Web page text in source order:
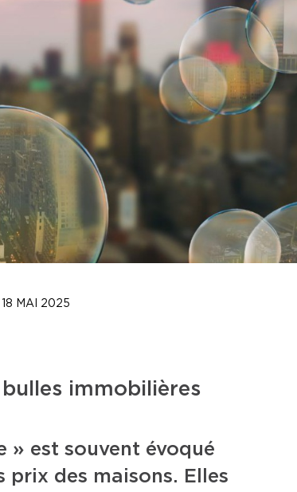
18 MAI 2025
immobilières
» est souvent évoqué
prix des maisons. Elles